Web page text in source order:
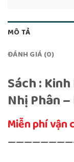
MÔ TẢ
ĐÁNH GIÁ (0)
Sách :
Nhị Phân
Miễn phí vận